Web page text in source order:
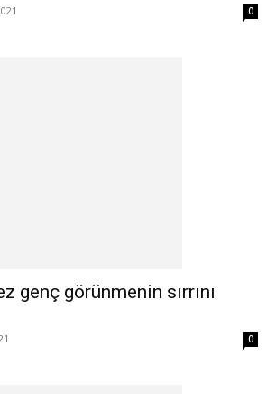
0
genç görünmenin sırrını
0